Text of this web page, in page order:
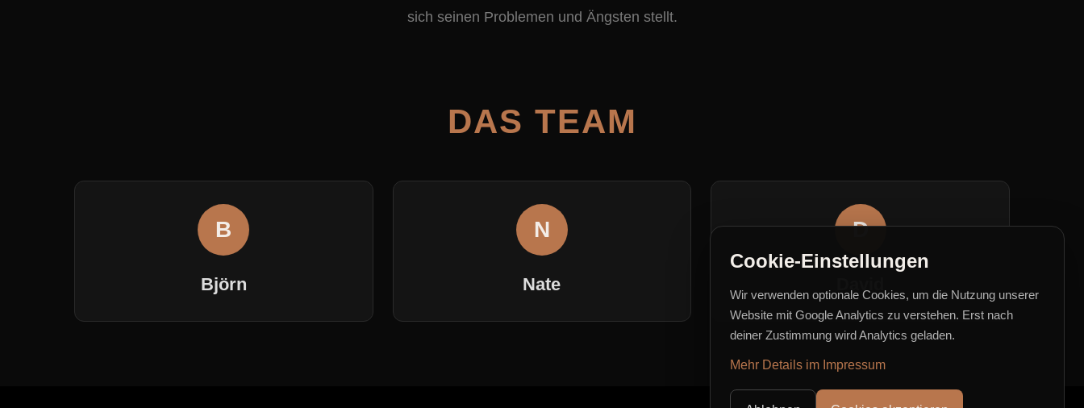
sich seinen Problemen und Ängsten stellt.
DAS TEAM
B
Björn
N
Nate
D
Cookie-Einstellungen
Wir verwenden optionale Cookies, um die Nutzung unserer
Website mit Google Analytics zu verstehen. Erst nach
deiner Zustimmung wird Analytics geladen.
Mehr Details im Impressum